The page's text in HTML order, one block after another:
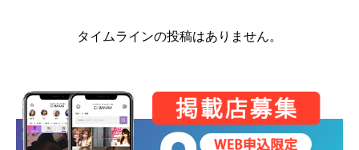
タイムラインの投稿はありません。